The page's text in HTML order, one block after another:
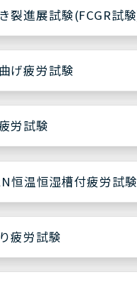
裂進展試験(FCGR試
げ疲労試験
労試験
恒温恒湿槽付疲労試験
疲労試験